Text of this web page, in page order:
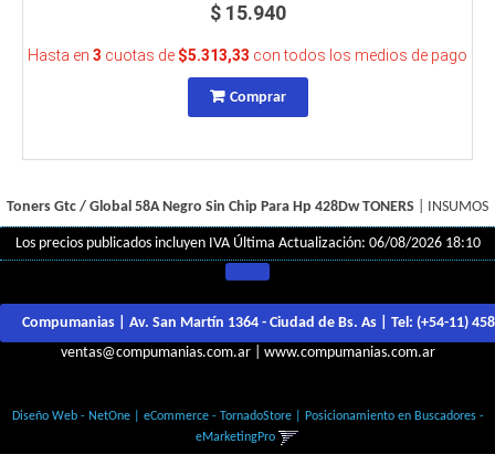
$ 15.940
Hasta en 3 cuotas de $5.313,33 con todos los medios de pago
Comprar
Toners Gtc / Global 58A Negro Sin Chip Para Hp 428Dw TONERS INSUMOS
Los precios publicados incluyen IVA Última Actualización: 06/08/2026 18:10
Compumanias | Av. San Martín 1364 - Ciudad de Bs. As | Tel: (+54-11)
ventas@compumanias.com.ar| www.compumanias.com.ar
Diseño Web - NetOne| eCommerce - TornadoStore| Posicionamiento en Buscadores -
eMarketingPro